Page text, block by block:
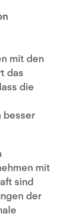
mit den
das
die
besser
mit
sind
der